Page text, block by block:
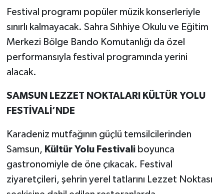
Festival programı popüler müzik konserleriyle
sınırlı kalmayacak. Sahra Sıhhiye Okulu ve Eğitim
Merkezi Bölge Bando Komutanlığı da özel
performansıyla festival programında yerini
alacak.
SAMSUN LEZZET NOKTALARI KÜLTÜR YOLU
FESTİVALİ’NDE
Karadeniz mutfağının güçlü temsilcilerinden
Samsun, Kültür Yolu Festivaliboyunca
gastronomiyle de öne çıkacak. Festival
ziyaretçileri, şehrin yerel tatlarını Lezzet Noktası